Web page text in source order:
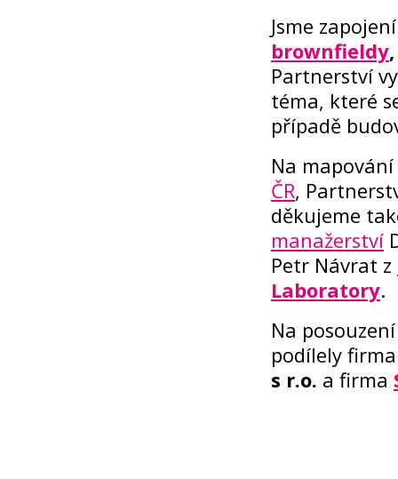
Jsme
brownfieldy
Partnerství
téma, které
případě
Na
ČR,
děkujeme
manažerství
Petr Návrat z
Laboratory.
Na
podílely
s r.o. a firma